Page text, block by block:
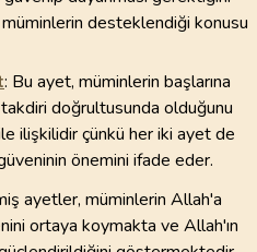
desteklendiği konusu
: Bu ayet, müminlerin başlarına
doğrultusunda olduğunu
ilişkilidir çünkü her iki ayet de
önemini ifade eder.
ayetler, müminlerin Allah'a
ortaya koymakta ve Allah'ın